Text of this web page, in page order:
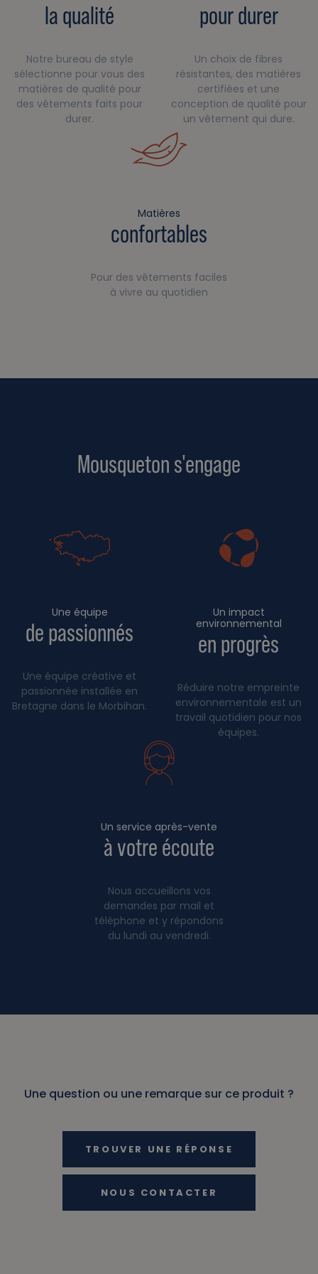
la qualité
Notre bureau de style
sélectionne pour vous des
matières de qualité pour
des vêtements faits pour
durer.
pour durer
Un choix de fibres
résistantes, des matières
certifiées et une
conception de qualité pour
un vêtement qui dure.
Matières
confortables
Pour des vêtements faciles
à vivre au quotidien
Mousqueton s'engage
Une équipe
de passionnés
Une équipe créative et
passionnée installée en
Bretagne dans le Morbihan.
Un impact
environnemental
en progrès
Réduire notre empreinte
environnementale est un
travail quotidien pour nos
équipes.
Un service après-vente
à votre écoute
Nous accueillons vos
demandes par mail et
téléphone et y répondons
du lundi au vendredi.
Une question ou une remarque sur ce produit ?
TROUVER UNE RÉPONSE
NOUS CONTACTER